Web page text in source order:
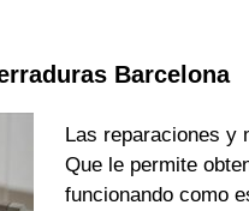
Barcelona
Las reparaciones y
Que le permite
funcionando como